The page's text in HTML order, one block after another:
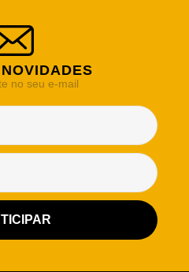
no seu e-mail